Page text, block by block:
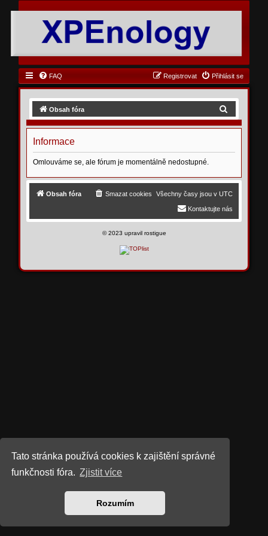
Tato stránka používá cookies k zajištění správné
funkčnosti fóra. Zjistit více
Rozumím
FAQ Přihlásit se
Registrovat
Obsah fóra
d
t
Informace
Omlouváme se, ale fórum je momentálně nedostupné.
Obsah fóra Všechny časy jsou v UTC
Smazat cookies
Kontaktujte nás
©2023 upravil rostigue